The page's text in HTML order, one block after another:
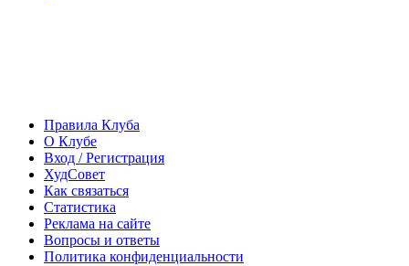
Правила Клуба
О Клубе
Вход / Регистрация
ХудСовет
Как связаться
Статистика
Реклама на сайте
Вопросы и ответы
Политика конфиденциальности